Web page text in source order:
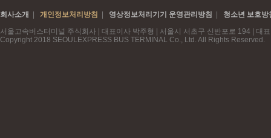
회사소개 개인정보처리방침 영상정보처리기기 운영관리방침
청소년 보호방
서울고속버스터미널 주식회사 | 대표이사 박주형 | 서울시 서초구 신반포로 194 | 대
Copyright 2018 SEOULEXPRESS BUS TERMINAL Co., Ltd. All Rights Reserved.